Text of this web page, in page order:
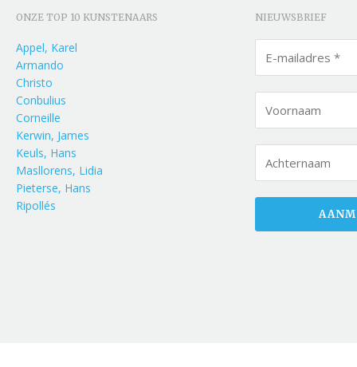
ONZE TOP 10 KUNSTENAARS
Appel, Karel
Armando
Christo
Conbulius
Corneille
Kerwin, James
Keuls, Hans
Masllorens, Lidia
Pieterse, Hans
Ripollés
NIEUWSBRIEF